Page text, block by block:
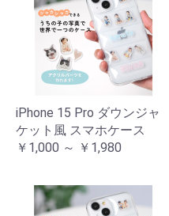
iPhone 15 Pro ダウンジャ
ケット風 スマホケース
￥1,000 ～ ￥1,980